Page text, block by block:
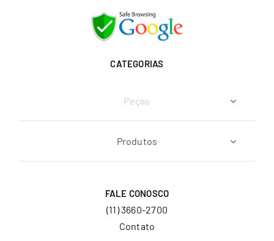
CATEGORIAS
Peças
Produtos
FALE CONOSCO
(11) 3660-2700
Contato